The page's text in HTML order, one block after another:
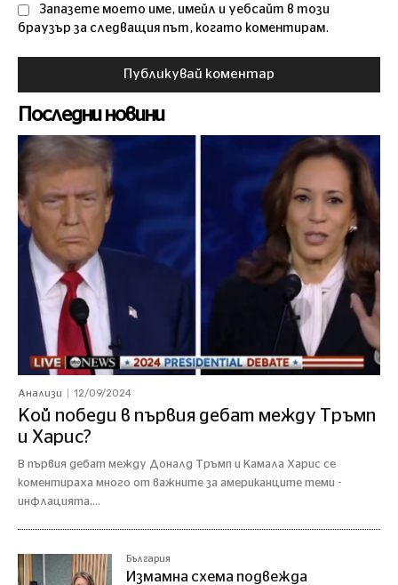
Запазете моето име, имейл и уебсайт в този
браузър за следващия път, когато коментирам.
Последни новини
Анализи 12/09/2024
Кой победи в първия дебат между Тръмп
и Харис?
В първия дебат между Доналд Тръмп и Камала Харис се
коментираха много от важните за американците теми -
инфлацията,...
България
Измамна схема подвежда